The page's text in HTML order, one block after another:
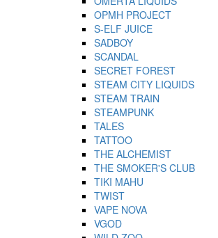
OPMH PROJECT
S-ELF JUICE
SADBOY
SCANDAL
SECRET FOREST
STEAM CITY LIQUIDS
STEAM TRAIN
STEAMPUNK
TALES
TATTOO
THE ALCHEMIST
THE SMOKER'S CLUB
TIKI MAHU
TWIST
VAPE NOVA
VGOD